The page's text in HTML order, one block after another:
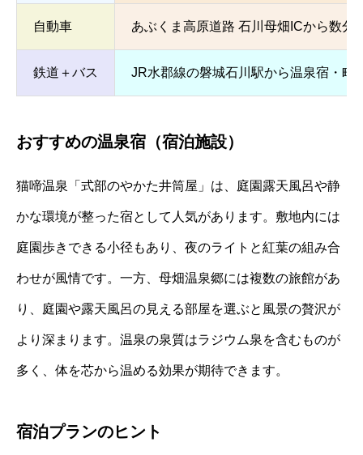
自動車 あぶくま高原道路 石川母畑ICから数
鉄道＋バス JR水郡線の磐城石川駅から温泉宿・町
おすすめの温泉宿（宿泊施設）
猫啼温泉「式部のやかた井筒屋」は、庭園露天風呂や静
かな環境が整った宿として人気があります。敷地内には
庭園歩きできる小径もあり、夜のライトと紅葉の組み合
わせが風情です。一方、母畑温泉郷には複数の旅館があ
り、庭園や露天風呂の見える部屋を選ぶと風景の贅沢が
より深まります。温泉の泉質はラジウム泉を含むものが
多く、体を芯から温める効果が期待できます。
宿泊プランのヒント